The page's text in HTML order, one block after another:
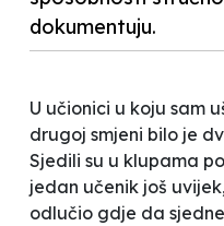
dokumentuju.
U učionici u koju sam
drugoj smjeni bilo je
Sjedili su u klupama
jedan učenik još
odlučio gdje da